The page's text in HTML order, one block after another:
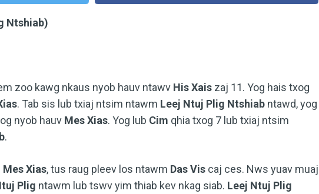
Ntshiab)
zoo kawg nkaus nyob hauv ntawv His Xais zaj 11. Yog hais txog
. Tab sis lub txiaj ntsim ntawm Leej Ntuj Plig Ntshiab ntawd, yog
nyob hauv Mes Xias. Yog lub Cim qhia txog 7 lub txiaj ntsim
.
Mes Xias, tus raug pleev los ntawm Das Vis caj ces. Nws yuav muaj
Plig ntawm lub tswv yim thiab kev nkag siab. Leej Ntuj Plig